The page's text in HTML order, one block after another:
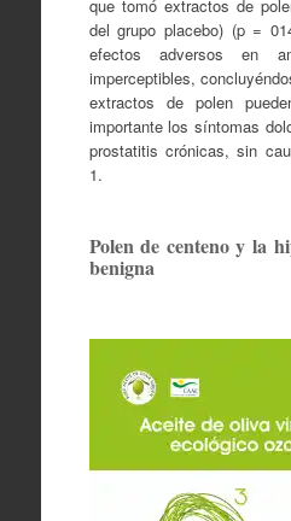
que tomó extractos de
del grupo placebo) (p =
efectos adversos en
imperceptibles,
extractos de polen
importante los síntomas
prostatitis crónicas, sin
1.
Polen de centeno y la
benigna